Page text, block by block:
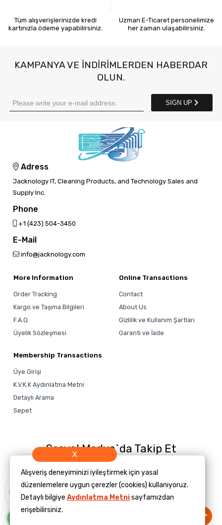
Tüm alışverişlerinizde kredi
kartınızla ödeme yapabilirsiniz.
Uzman E-Ticaret personelimize
her zaman ulaşabilirsiniz.
KAMPANYA VE INDIRIMLERDEN HABERDAR
OLUN.
SIGN UP
Adress
Jacknology IT, Cleaning Products, and Technology Sales and
Supply Inc.
Phone
‎+1 (423) 504-3450
E-Mail
info@jacknology.com
More Information
Order Tracking
Kargo ve Taşıma Bilgileri
F.A.Q
Üyelik Sözleşmesi
Online Transactions
Contact
About Us
Gizlilik ve Kullanım Şartları
Garanti ve İade
Membership Transactions
Üye Girişi
K.V.K.K Aydınlatma Metni
Detaylı Arama
Sepet
Sosyal Medya`da Takip Et
Size yardımcı
misiniz?
X
Alışveriş deneyiminizi iyileştirmek için yasal
düzenlemelere uygun çerezler (cookies) kullanıyoruz.
Detaylı bilgiye Aydınlatma Metnisayfamızdan
erişebilirsiniz.